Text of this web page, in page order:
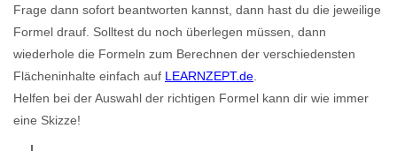
Frage dann sofort beantworten kannst, dann hast du die jeweilige
Formel drauf. Solltest du noch überlegen müssen, dann
wiederhole die Formeln zum Berechnen der verschiedensten
Flächeninhalte einfach auf LEARNZEPT.de
Helfen bei der Auswahl der richtigen Formel kann dir wie immer
eine Skizze!